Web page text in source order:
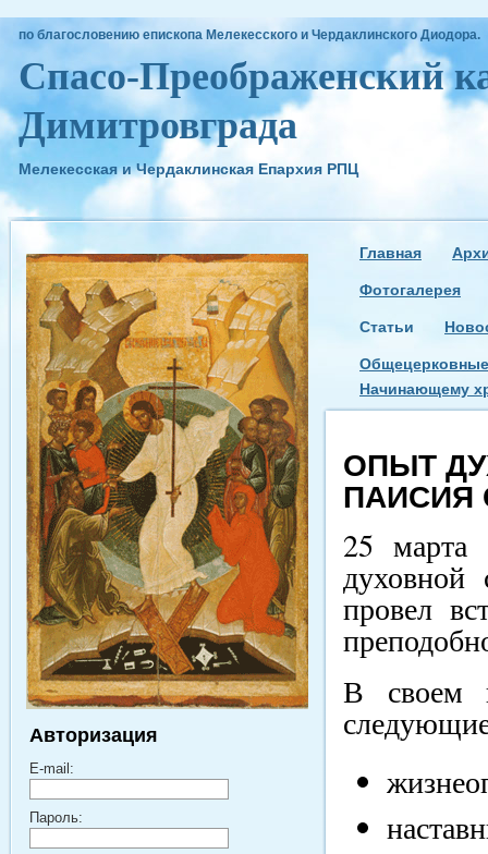
по благословению епископа Мелекесского и Чердаклинского Диодора.
Спасо-Преображенский
Димитровграда
Мелекесская и Чердаклинская Епархия РПЦ
Авторизация
E-mail:
Пароль:
Главная
Фотогалерея
Статьи
Начинающему
ОПЫТ
ПАИСИЯ
25 марта
духовной
провел
В своем